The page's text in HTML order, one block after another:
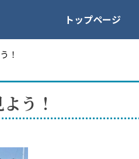
トップページ
！
う！